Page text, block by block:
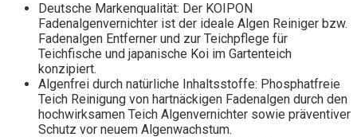
Deutsche Markenqualität: Der KOIPON
Fadenalgenvernichter ist der ideale Algen Reiniger bzw.
Fadenalgen Entferner und zur Teichpflege für
Teichfische und japanische Koi im Gartenteich
konzipiert.
Algenfrei durch natürliche Inhaltsstoffe: Phosphatfreie
Teich Reinigung von hartnäckigen Fadenalgen durch den
hochwirksamen Teich Algenvernichter sowie präventiver
Schutz vor neuem Algenwachstum.